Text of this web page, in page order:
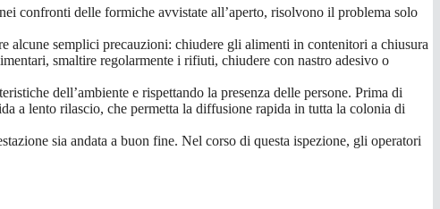
confronti delle formiche avvistate all’aperto, risolvono il problema solo
alcune semplici precauzioni: chiudere gli alimenti in contenitori a chiusura
smaltire regolarmente i rifiuti, chiudere con nastro adesivo o
dell’ambiente e rispettando la presenza delle persone. Prima di
a lento rilascio, che permetta la diffusione rapida in tutta la colonia di
sia andata a buon fine. Nel corso di questa ispezione, gli operatori